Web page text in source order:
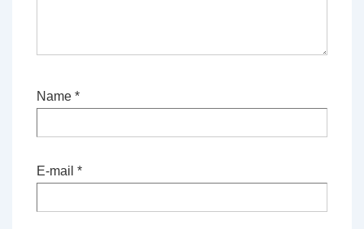
Name *
E-mail *